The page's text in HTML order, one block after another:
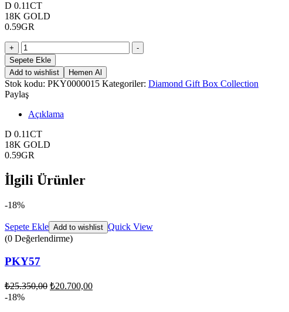
D 0.11CT
18K GOLD
0.59GR
+
PKY15
adet
-
Sepete Ekle
Add to wishlist
Hemen Al
Stok kodu: PKY0000015 Kategoriler: Diamond Gift Box Collection
Paylaş
Açıklama
D 0.11CT
18K GOLD
0.59GR
İlgili Ürünler
-18%
Sepete Ekle Add to wishlist Quick View
(0 Değerlendirme)
PKY57
₺25.350,00 ₺20.700,00
-18%